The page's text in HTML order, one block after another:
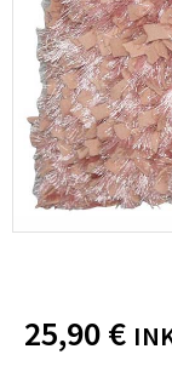
25,90€